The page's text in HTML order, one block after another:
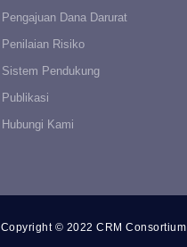
Pengajuan Dana Darurat
Penilaian Risiko
Sistem Pendukung
Publikasi
Hubungi Kami
Copyright © 2022 CRM Consortium